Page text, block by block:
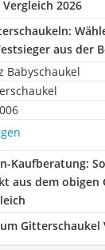
2026
aus der
Babyschaukel
Kaufberatung:
aus dem obigen
Gitterschaukel